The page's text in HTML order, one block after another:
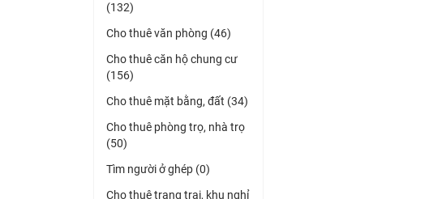
(132)
Cho thuê văn phòng (46)
Cho thuê căn hộ chung cư
(156)
Cho thuê mặt bằng, đất (34)
Cho thuê phòng trọ, nhà trọ
(50)
Tìm người ở ghép (0)
Cho thuê trang trại, khu nghỉ